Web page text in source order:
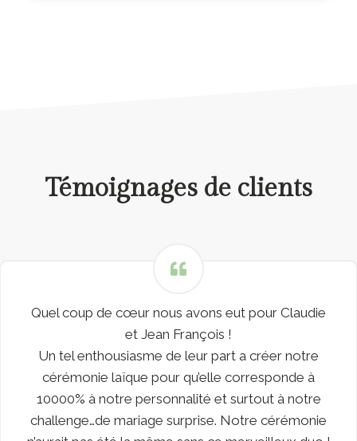
Témoignages de clients
Rencontrer au salon du mariage au puy du fou
grâce à à eve de Event et vous , je vous les
recommandes chaleureusement ! Claudie et Jean
Francois sont parfaits dans leurs rôles. Ils
s’intéressent à vous et votre histoire et vous font
une cérémonie à votre image. De plus ils mettent